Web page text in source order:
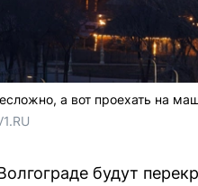
а вот проехать на
будут